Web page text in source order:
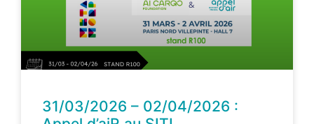
31/03/2026 – 02/04/2026 :